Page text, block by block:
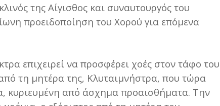
της Αίγισθος και συναυτουργός του
προειδοποίηση του Χορού για επόμενα
επιχειρεί να προσφέρει χοές στον τάφο του
τη μητέρα της, Κλυταιμνήστρα, που τώρα
κυριευμένη από άσχημα προαισθήματα. Την